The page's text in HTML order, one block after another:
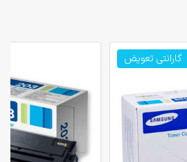
گارانتی تعویض